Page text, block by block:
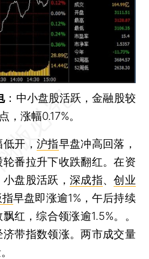
：中小盘股活跃，金融股较
，涨幅0.17%。
开， 沪指早盘冲高回落，
番拉升下收跌翻红。在资
盘股活跃， 深成指、创业
指早盘即涨逾1%，午后持续
红，综合领涨逾1.5%。。
带指数领涨。两市成交量